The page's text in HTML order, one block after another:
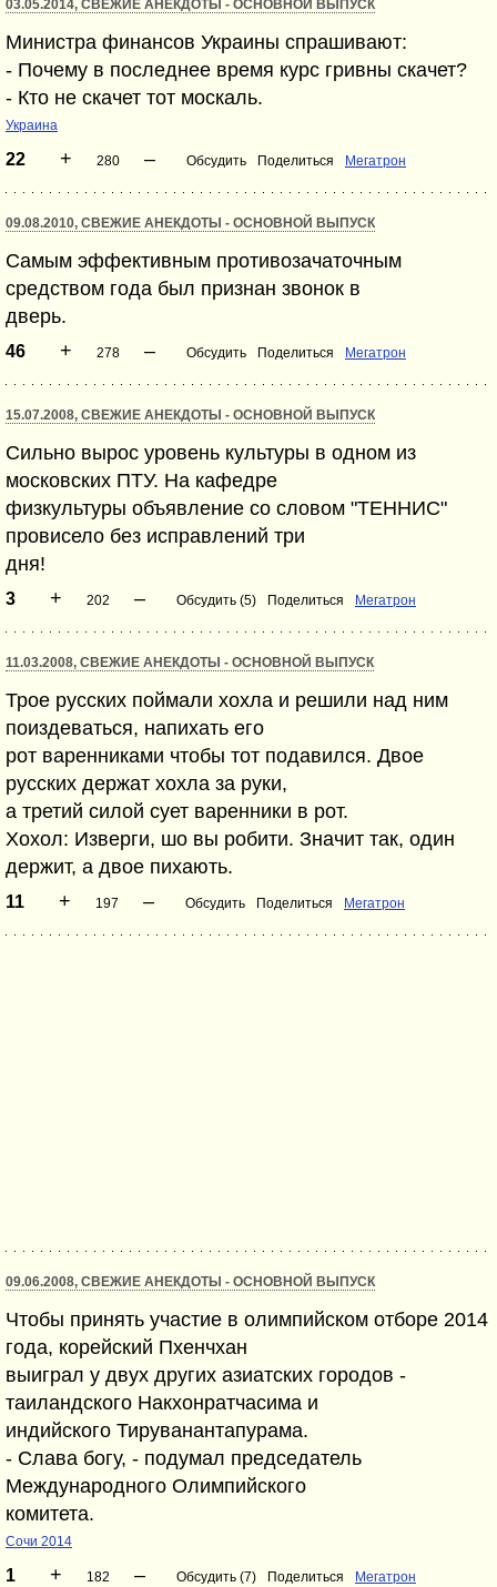
03.05.2014, СВЕЖИЕ АНЕКДОТЫ - ОСНОВНОЙ ВЫПУСК
Министра финансов Украины спрашивают:
- Почему в последнее время курс гривны скачет?
- Кто не скачет тот москаль.
Украина
22 + 280 – Обсудить Поделиться Мегатрон
09.08.2010, СВЕЖИЕ АНЕКДОТЫ - ОСНОВНОЙ ВЫПУСК
Самым эффективным противозачаточным
средством года был признан звонок в
дверь.
46 + 278 – Обсудить Поделиться Мегатрон
15.07.2008, СВЕЖИЕ АНЕКДОТЫ - ОСНОВНОЙ ВЫПУСК
Сильно вырос уровень культуры в одном из
московских ПТУ. На кафедре
физкультуры объявление со словом "ТЕННИС"
провисело без исправлений три
дня!
3 + 202 – Обсудить (5) Поделиться Мегатрон
11.03.2008, СВЕЖИЕ АНЕКДОТЫ - ОСНОВНОЙ ВЫПУСК
Трое русских поймали хохла и решили над ним
поиздеваться, напихать его
рот варенниками чтобы тот подавился. Двое
русских держат хохла за руки,
а третий силой сует варенники в рот.
Хохол: Изверги, шо вы робити. Значит так, один
держит, а двое пихають.
11 + 197 – Обсудить Поделиться Мегатрон
09.06.2008, СВЕЖИЕ АНЕКДОТЫ - ОСНОВНОЙ ВЫПУСК
Чтобы принять участие в олимпийском отборе 2014
года, корейский Пхенчхан
выиграл у двух других азиатских городов -
таиландского Накхонратчасима и
индийского Тируванантапурама.
- Слава богу, - подумал председатель
Международного Олимпийского
комитета.
Сочи 2014
1 + 182 – Обсудить (7) Поделиться Мегатрон